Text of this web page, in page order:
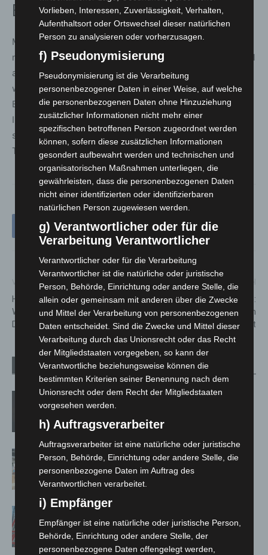
Einordnung
Mit der Jubiläumsausgabe setzt die IdeenExpo 2026
neue Maßstäbe in Umfang und Beteiligung. Die hohe Zahl
an Ausstellern und Mitmachangeboten unterstreicht die
wachsende Bedeutung der Veranstaltung für
Berufsorientierung, Nachwuchsförderung und
Innovationsvermittlung. Hannover festigt damit erneut
seinen Ruf als zentraler Standort für Zukunfts- und
Technologiethemen.
Vorheriger Artikel
Hannover-Kirchrode:
Wohnungsbrand greift auf
Dachstuhl über
Nächster Artikel
A2-Rastplatz Röhrse:
Gefahrstoffeinsatz nach
Flüssigkeitsaustritt
Verwandte Artikel Mehr vom Autor
M’era Luna 2026: 25.000 Fans feiern in
Hildesheim
Kunst trifft Weingenuss: Barbara-
Susann Mehring zeigt ihre Werke im
Jacques’ Wein-Depot Isernhagen
A2: Zweite Turbobaustelle startet
zwischen Hannover-West und
Bothfeld
Vorlieben, Interessen, Zuverlässigkeit, Verhalten,
Aufenthaltsort oder Ortswechsel dieser natürlichen
Person zu analysieren oder vorherzusagen.
f) Pseudonymisierung
Pseudonymisierung ist die Verarbeitung
personenbezogener Daten in einer Weise, auf welche
die personenbezogenen Daten ohne Hinzuziehung
zusätzlicher Informationen nicht mehr einer
spezifischen betroffenen Person zugeordnet werden
können, sofern diese zusätzlichen Informationen
gesondert aufbewahrt werden und technischen und
organisatorischen Maßnahmen unterliegen, die
gewährleisten, dass die personenbezogenen Daten
nicht einer identifizierten oder identifizierbaren
natürlichen Person zugewiesen werden.
g) Verantwortlicher oder für die
Verarbeitung Verantwortlicher
Verantwortlicher oder für die Verarbeitung
Verantwortlicher ist die natürliche oder juristische
Person, Behörde, Einrichtung oder andere Stelle, die
allein oder gemeinsam mit anderen über die Zwecke
und Mittel der Verarbeitung von personenbezogenen
Daten entscheidet. Sind die Zwecke und Mittel dieser
Verarbeitung durch das Unionsrecht oder das Recht
der Mitgliedstaaten vorgegeben, so kann der
Verantwortliche beziehungsweise können die
bestimmten Kriterien seiner Benennung nach dem
Unionsrecht oder dem Recht der Mitgliedstaaten
vorgesehen werden.
h) Auftragsverarbeiter
Auftragsverarbeiter ist eine natürliche oder juristische
Person, Behörde, Einrichtung oder andere Stelle, die
personenbezogene Daten im Auftrag des
Verantwortlichen verarbeitet.
i) Empfänger
Empfänger ist eine natürliche oder juristische Person,
Behörde, Einrichtung oder andere Stelle, der
personenbezogene Daten offengelegt werden,